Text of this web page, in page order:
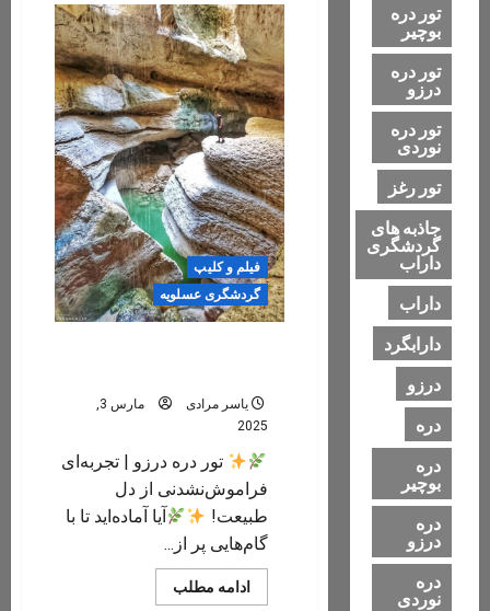
دره
نوردی
تنگه
درزو
/
اخند،
عسلویه/
پاییز
و
زمستان
۱۴۰۴
فيلم و کلیپ
گردشگری عسلویه
یاسر مرادی
مارس 3,
2025
تور دره درزو | تجربه‌ای
فراموش‌نشدنی از دل
طبیعت!
آیا آماده‌اید تا با
گام‌هایی پر از...
ادامه مطلب
more
تور دره
بوچیر
تور دره
درزو
تور دره
نوردی
تور رغز
جاذبه های
گردشگری
داراب
داراب
دارابگرد
درزو
دره
دره
بوچیر
دره
درزو
دره
نوردی